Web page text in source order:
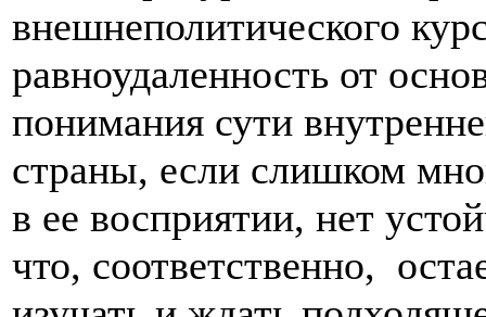
внешнеполитического
равноудаленность от
понимания сути
страны, если слишком
в ее восприятии, нет
что, соответственно,